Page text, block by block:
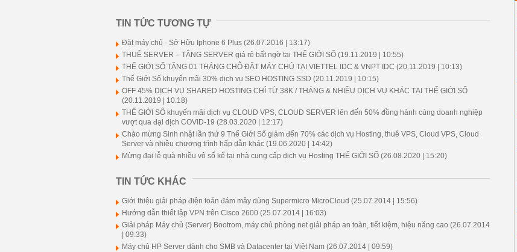
TIN TỨC TƯƠNG TỰ
Đặt máy chủ - Sở Hữu Iphone 6 Plus (26.07.2016 | 13:17)
THUÊ SERVER – TẶNG SERVER giá rẻ bất ngờ tại THẾ GIỚI SỐ (19.11.2019 | 10:55)
THẾ GIỚI SỐ TẶNG 01 THÁNG CHỖ ĐẶT MÁY CHỦ TẠI VIETTEL IDC & VNPT IDC (20.11.2019 | 10:13)
Thế Giới Số khuyến mãi 30% dịch vụ SEO HOSTING SSD (20.11.2019 | 10:15)
OFF 45% DỊCH VỤ SHARED HOSTING CHỈ TỪ 38K / THÁNG & NHIỀU DỊCH VỤ KHÁC TẠI THẾ GIỚI SỐ
(20.11.2019 | 10:18)
THẾ GIỚI SỐ khuyến mãi dịch vụ CLOUD VPS, CLOUD SERVER lên đến 50% đồng hành cùng doanh nghiệp
vượt qua đại dịch COVID-19 (28.03.2020 | 12:17)
Chào mừng Sinh nhật lần thứ 9 Thế Giới Số giảm đến 70% các dịch vụ Hosting, thuê VPS, Cloud VPS, Cloud
Server và nhiều chương trình hấp dẫn khác (19.06.2020 | 14:42)
Mừng đại lễ quà nhiều vô số kể tại nhà cung cấp dịch vụ Hosting THẾ GIỚI SỐ (26.08.2020 | 15:20)
TIN TỨC KHÁC
Giới thiệu giải pháp điện toán đám mây dùng Supermicro MicroCloud (25.07.2014 | 15:56)
Hướng dẫn thiết lập VPN trên Cisco 2600 (25.07.2014 | 16:03)
Giải pháp Máy chủ (Server) Bootrom, máy chủ phòng net giải pháp an toàn, tiết kiệm, hiệu năng cao (26.07.2014
| 09:33)
Máy chủ HP Server dành cho SMB và Datacenter tại Việt Nam (26.07.2014 | 09:59)